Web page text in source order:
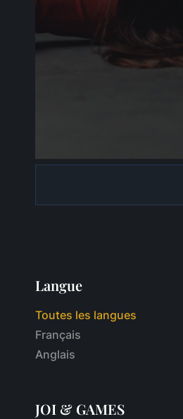
Langue
Toutes les langues
Français
Anglais
JOI & GAMES